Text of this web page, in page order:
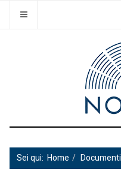
Sei qui: Home Documenti